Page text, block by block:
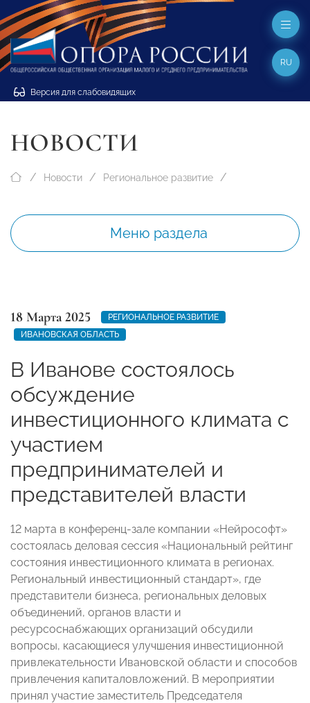
Версия для слабовидящих
RU
НОВОСТИ
Новости Региональное развитие
Меню раздела
18 Марта 2025
РЕГИОНАЛЬНОЕ РАЗВИТИЕ
ИВАНОВСКАЯ ОБЛАСТЬ
В Иванове состоялось
обсуждение
инвестиционного климата с
участием
предпринимателей и
представителей власти
12 марта в конференц-зале компании «Нейрософт»
состоялась деловая сессия «Национальный рейтинг
состояния инвестиционного климата в регионах.
Региональный инвестиционный стандарт», где
представители бизнеса, региональных деловых
объединений, органов власти и
ресурсоснабжающих организаций обсудили
вопросы, касающиеся улучшения инвестиционной
привлекательности Ивановской области и способов
привлечения капиталовложений. В мероприятии
принял участие заместитель Председателя